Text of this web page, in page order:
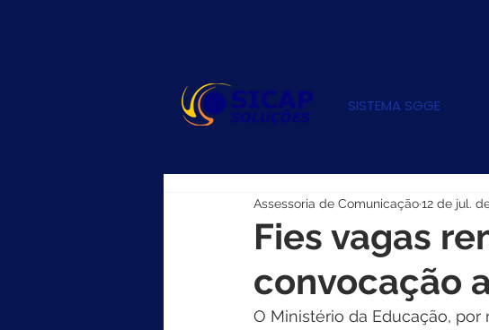
SISTEMA SGGE
Fies vagas
convocação
Assessoria de Comunicação12 de jul.
O Ministério da Educação, por